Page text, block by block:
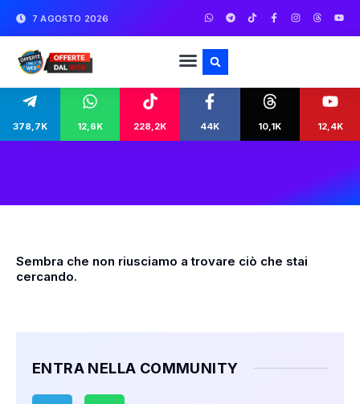
7 AGOSTO 2026
378,7K 12,6K 228,2K 44K 10,1K 12,4K
Sembra che non riusciamo a trovare ciò che stai
cercando.
ENTRA NELLA COMMUNITY